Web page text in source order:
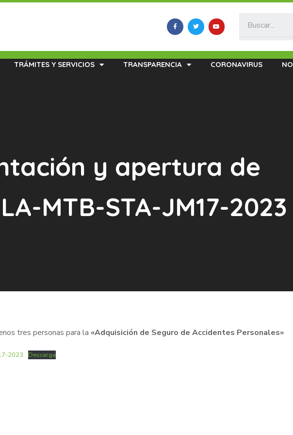
TRÁMITES Y SERVICIOS TRANSPARENCIA CORONAVIRUS
y apertura de
MTB-STA-JM17-2023
tres personas para la «Adquisición de Seguro de Accidentes Personales»
2023 Descarga